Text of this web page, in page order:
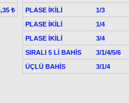
₺
PLASE İKİLİ
1/3
PLASE İKİLİ
1/4
PLASE İKİLİ
3/4
SIRALI 5 Lİ BAHİS
3/1/4/5/6
ÜÇLÜ BAHİS
3/1/4